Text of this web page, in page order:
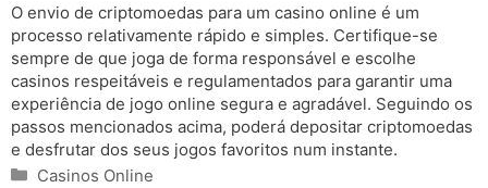
O envio de criptomoedas para um casino online é um
processo relativamente rápido e simples. Certifique-se
sempre de que joga de forma responsável e escolhe
casinos respeitáveis e regulamentados para garantir uma
experiência de jogo online segura e agradável. Seguindo os
passos mencionados acima, poderá depositar criptomoedas
e desfrutar dos seus jogos favoritos num instante.
Categories
Casinos Online